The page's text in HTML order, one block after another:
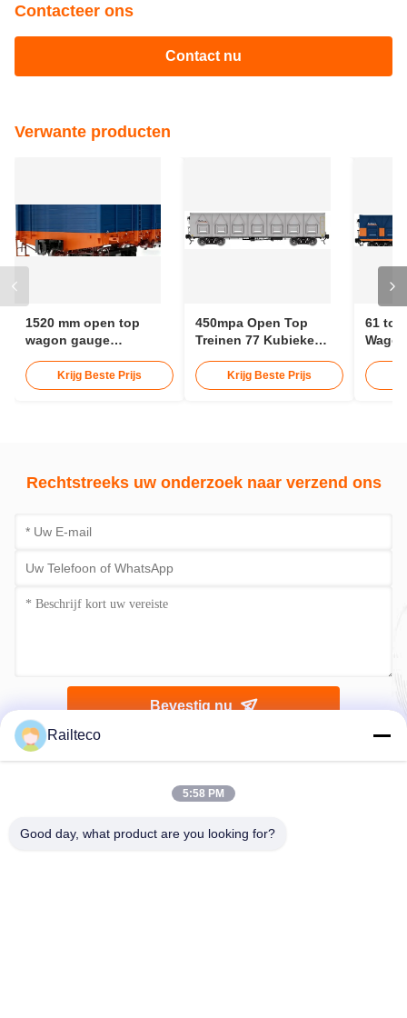
Contacteer ons
Contact nu
Verwante producten
1520 mm open top
wagon gauge
open topKrijg Beste Prijs
450mpa Open Top
Treinen 77 Kubieke
Top G Wagon
Krijg Beste Prijs
61 ton
Top
Rechtstreeks uw onderzoek naar verzend ons
Bevestig nu
Railteco
5:58 PM
Good day, what product are you looking for?